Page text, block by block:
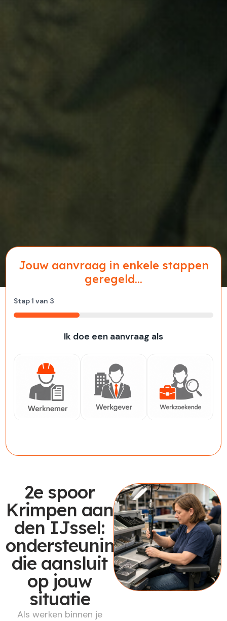
Jouw aanvraag in enkele stappen
geregeld...
Stap1 van 3
33%
Ik doe een aanvraag als
2e spoor
Krimpen aan
den IJssel:
ondersteuning
die aansluit
op jouw
situatie
Als werken binnen je